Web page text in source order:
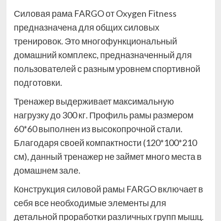
Силовая рама FARGO от Oxygen Fitness
предназначена для общих силовых
тренировок. Это многофункциональный
домашний комплекс, предназначенный для
пользователей с разным уровнем спортивной
подготовки.
Тренажер выдерживает максимальную
нагрузку до 300 кг. Профиль рамы размером
60*60 выполнен из высокопрочной стали.
Благодаря своей компактности (120*100*210
см), данный тренажер не займет много места в
домашнем зале.
Конструкция силовой рамы FARGO включает в
себя все необходимые элементы для
детальной проработки различных групп мышц.